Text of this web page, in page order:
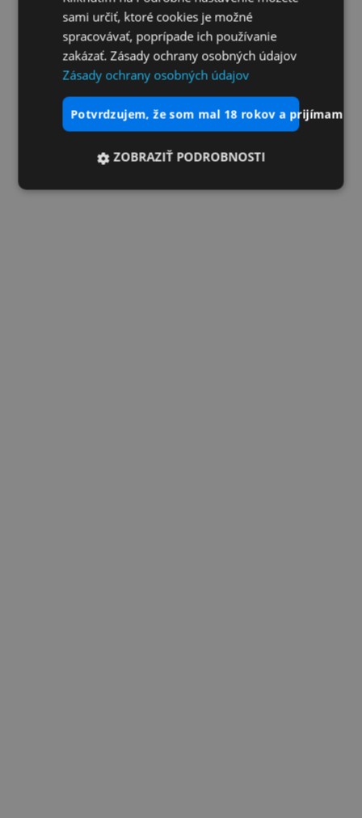
sami určiť, ktoré cookies je možné
spracovávať, poprípade ich používanie
zakázať. Zásady ochrany osobných údajov
Zásady ochrany osobných údajov
potvrdzujem, že som mal 18 rokov a prijímam
ZOBRAZIŤ PODROBNOSTI